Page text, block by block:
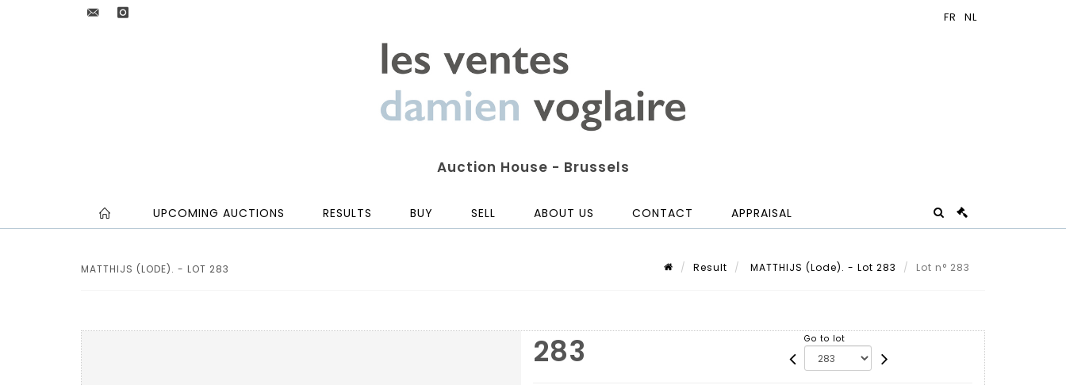
Auction House - Brussels
UPCOMING AUCTIONS RESULTS BUY SELL ABOUT US CONTACT APPRAISAL
MATTHIJS (LODE). - LOT 283 Result MATTHIJS (Lode). - Lot 283 Lot n° 283
283 Go to lot